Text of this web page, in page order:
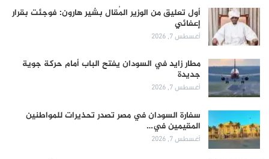
أول تعليق من الوزير المُقال بشير هارون: فوجئت بقرار
إعفائي
أغسطس 7, 2026
مطار زايد في السودان يفتح الباب أمام حركة جوية
جديدة
أغسطس 7, 2026
سفارة السودان في مصر تصدر تحذيرات للمواطنين
المقيمين في…
أغسطس 7, 2026